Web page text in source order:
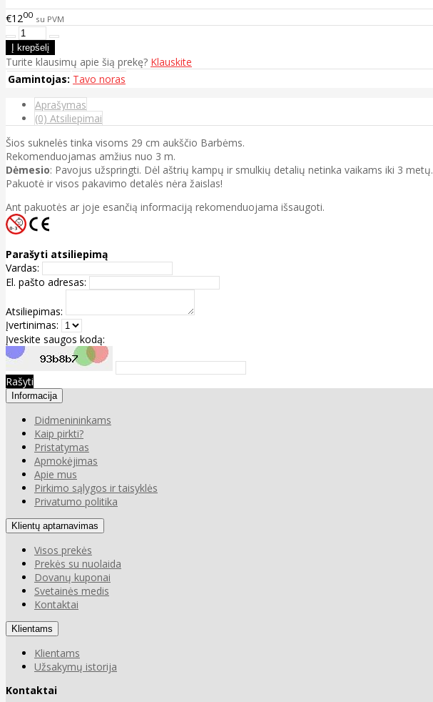
€1200 su PVM
Turite klausimų apie šią prekę? Klauskite
Gamintojas: Tavo noras
Aprašymas
(0) Atsiliepimai
Šios suknelės tinka visoms 29 cm aukščio Barbėms.
Rekomenduojamas amžius nuo 3 m.
Dėmesio: Pavojus užspringti. Dėl aštrių kampų ir smulkių detalių netinka vaikams iki 3 metų.
Pakuotė ir visos pakavimo detalės nėra žaislas!
Ant pakuotės ar joje esančią informaciją rekomenduojama išsaugoti.
Parašyti atsiliepimą
Vardas:
El. pašto adresas:
Atsiliepimas:
Įvertinimas:
Įveskite saugos kodą:
Rašyti
Informacija
Didmenininkams
Kaip pirkti?
Pristatymas
Apmokėjimas
Apie mus
Pirkimo sąlygos ir taisyklės
Privatumo politika
Klientų aptarnavimas
Visos prekės
Prekės su nuolaida
Dovanų kuponai
Svetainės medis
Kontaktai
Klientams
Klientams
Užsakymų istorija
Kontaktai